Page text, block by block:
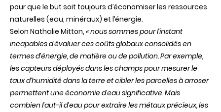
pour que le but soit toujours d’économiser les ressources
naturelles (eau, minéraux) et l’énergie.
Selon Nathalie Mitton, « nous sommes pour l’instant
incapables d’évaluer ces coûts globaux consolidés en
termes d’énergie, de matière ou de pollution. Par exemple,
les capteurs déployés dans les champs pour mesurer le
taux d’humidité dans la terre et cibler les parcelles à arroser
permettent une économie d’eau significative. Mais
combien faut-il d’eau pour extraire les métaux précieux, les